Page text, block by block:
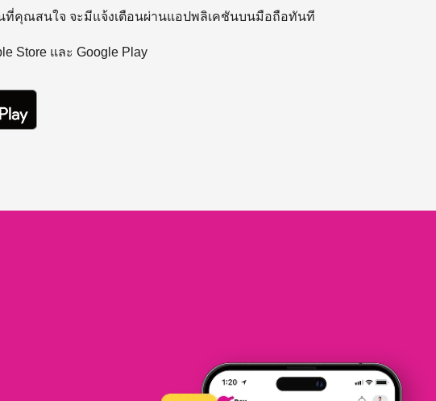
ที่คุณสนใจ จะมีแจ้งเตือนผ่านแอปพลิเคชันบนมือถือทันที
Store และ Google Play